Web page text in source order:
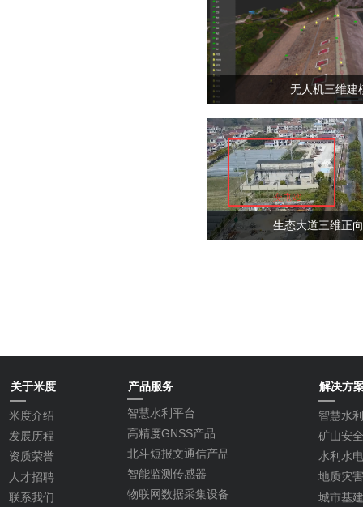
无人机三维建
生态大道三维正
米度介绍
发展历程
资质荣誉
人才招聘
联系我们
关于米度
智慧水利平台
高精度GNSS产品
北斗短报文通信产品
智能监测传感器
物联网数据采集设备
产品服务
智慧水利
矿山安全
水利水电
地质灾害
城市基建
解决方